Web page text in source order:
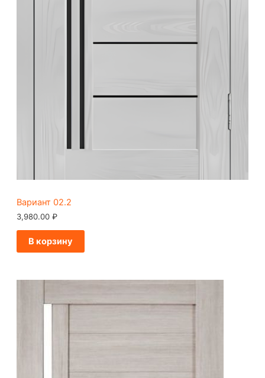
Вариант 02.2
3,980.00 ₽
В корзину